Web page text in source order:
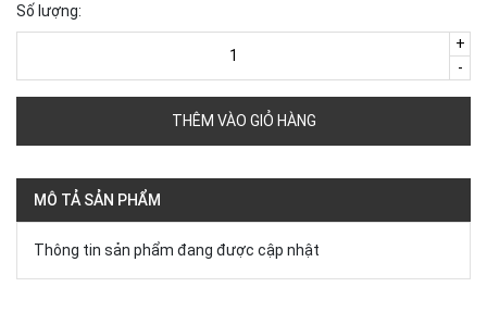
Số lượng:
-
+
THÊM VÀO GIỎ HÀNG
MÔ TẢ SẢN PHẨM
Thông tin sản phẩm đang được cập nhật